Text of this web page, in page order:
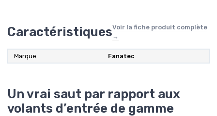
CaractéristiquesVoir la fiche produit complète
→
Marque Fanatec
Un vrai saut par rapport aux
volants d’entrée de gamme